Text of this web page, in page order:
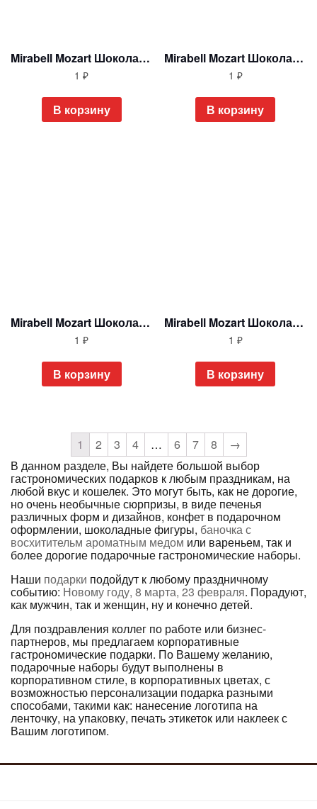
Mirabell Mozart Шоколадная плитка 100 гр Австрия
1₽
В корзину
Mirabell Mozart Шоколадные конфеты в жестяной шкатулке 500 гр Австрия
1 ₽
В корзину
Mirabell Mozart Шоколадные конфеты в жестяном сердечке 159 гр Австрия
1₽
В корзину
Mirabell Mozart Шоколадные конфеты в подарочной упаковке 200 гр Австрия
1 ₽
В корзину
1 2 3 4 … 6 7 8
→
В данном разделе, Вы найдете большой выбор
гастрономических подарков к любым праздникам, на
любой вкус и кошелек. Это могут быть, как не дорогие,
но очень необычные сюрпризы, в виде печенья
различных форм и дизайнов, конфет в подарочном
оформлении, шоколадные фигуры, баночка с
восхитительм ароматным медом или вареньем, так и
более дорогие подарочные гастрономические наборы.
Наши подарки подойдут к любому праздничному
событию: Новому году, 8 марта, 23 февраля. Порадуют,
как мужчин, так и женщин, ну и конечно детей.
Для поздравления коллег по работе или бизнес-
партнеров, мы предлагаем корпоративные
гастрономические подарки. По Вашему желанию,
подарочные наборы будут выполнены в
корпоративном стиле, в корпоративных цветах, с
возможностью персонализации подарка разными
способами, такими как: нанесение логотипа на
ленточку, на упаковку, печать этикеток или наклеек с
Вашим логотипом.